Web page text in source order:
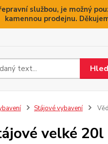
službou, je možný
kamennou prodejnu.
Stájové vybavení
velké 20l